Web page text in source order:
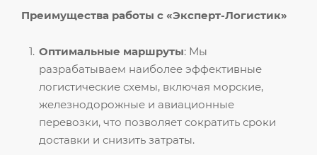
Преимущества работы с «Эксперт-Логистик»
Оптимальные маршруты: Мы
разрабатываем наиболее эффективные
логистические схемы, включая морские,
железнодорожные и авиационные
перевозки, что позволяет сократить сроки
доставки и снизить затраты.